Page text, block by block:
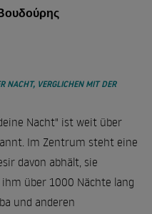
NACHT, VERGLICHEN MIT DER
Nacht" ist weit über
Im Zentrum steht eine
davon abhält, sie
über 1000 Nächte lang
und anderen